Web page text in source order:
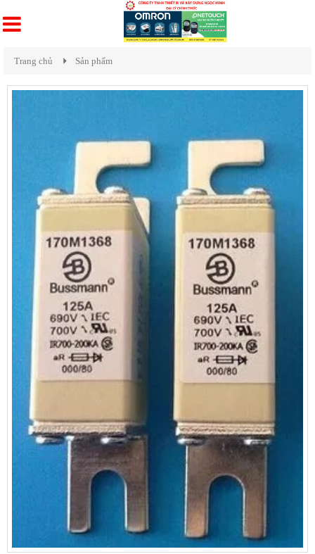
Trang chủ Sản phẩm